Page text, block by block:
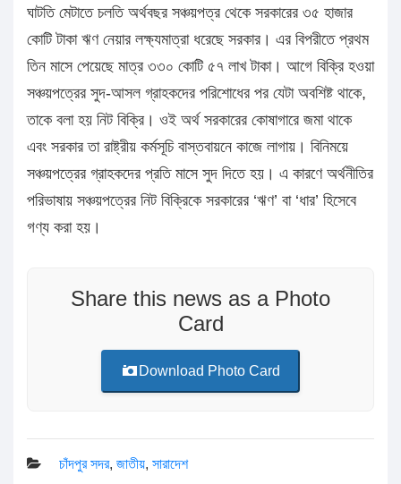
ঘাটতি মেটাতে চলতি অর্থবছর সঞ্চয়পত্র থেকে সরকারের ৩৫ হাজার
কোটি টাকা ঋণ নেয়ার লক্ষ্যমাত্রা ধরেছে সরকার। এর বিপরীতে প্রথম
তিন মাসে পেয়েছে মাত্র ৩৩০ কোটি ৫৭ লাখ টাকা। আগে বিক্রি হওয়া
সঞ্চয়পত্রের সুদ-আসল গ্রাহকদের পরিশোধের পর যেটা অবশিষ্ট থাকে,
তাকে বলা হয় নিট বিক্রি। ওই অর্থ সরকারের কোষাগারে জমা থাকে
এবং সরকার তা রাষ্ট্রীয় কর্মসূচি বাস্তবায়নে কাজে লাগায়। বিনিময়ে
সঞ্চয়পত্রের গ্রাহকদের প্রতি মাসে সুদ দিতে হয়। এ কারণে অর্থনীতির
পরিভাষায় সঞ্চয়পত্রের নিট বিক্রিকে সরকারের ‘ঋণ’ বা ‘ধার’ হিসেবে
গণ্য করা হয়।
Share this news as a Photo
Card
Download Photo Card
চাঁদপুর সদর, জাতীয়, সারাদেশ